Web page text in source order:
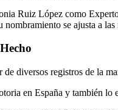
Ruiz López como
nombramiento se ajusta a
de diversos registros de la
en España y también lo